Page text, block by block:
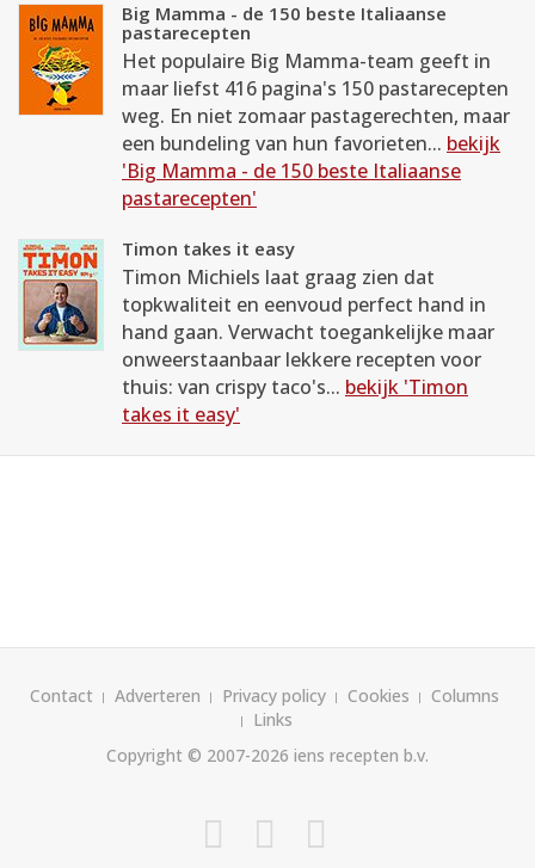
Big Mamma - de 150 beste Italiaanse
pastarecepten
Het populaire Big Mamma-team geeft in
maar liefst 416 pagina's 150 pastarecepten
weg. En niet zomaar pastagerechten, maar
een bundeling van hun favorieten... bekijk
'Big Mamma - de 150 beste Italiaanse
pastarecepten'
Timon takes it easy
Timon Michiels laat graag zien dat
topkwaliteit en eenvoud perfect hand in
hand gaan. Verwacht toegankelijke maar
onweerstaanbaar lekkere recepten voor
thuis: van crispy taco's... bekijk 'Timon
takes it easy'
Contact Adverteren Privacy policy Cookies
Columns
Links
Copyright © 2007-2026 iens recepten b.v.